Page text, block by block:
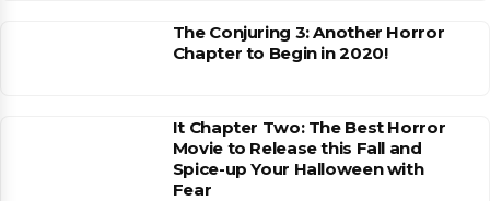
The Conjuring 3: Another Horror
Chapter to Begin in 2020!
It Chapter Two: The Best Horror
Movie to Release this Fall and
Spice-up Your Halloween with
Fear